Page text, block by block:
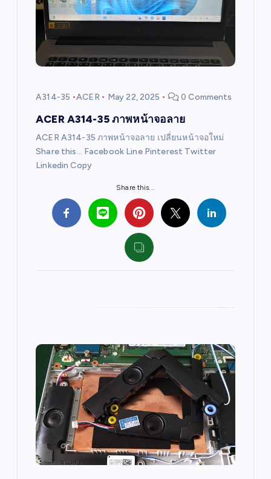
A314-35 ACER May 22, 2025 0 Comments
ACER A314-35 ภาพหน้าจอลาย
ACER A314-35 ภาพหน้าจอลาย เปลี่ยนหน้าจอใหม่
Share this… Facebook Line Pinterest Twitter
Linkedin Copy
Share this...